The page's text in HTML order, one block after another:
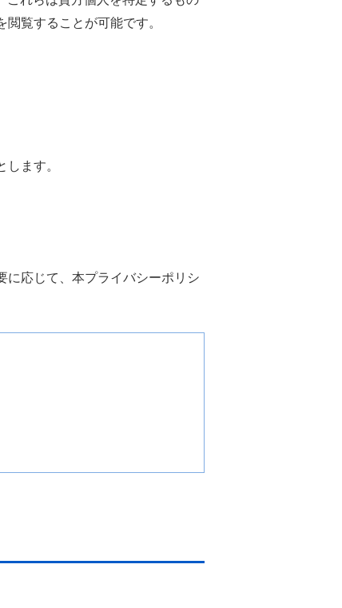
覧することが可能です。
ます。
に応じて、本プライバシーポリシ